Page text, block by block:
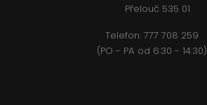
Přelouč 535 01
Telefon: 777 708 259
(PO - PA od 6:30 - 14:30)